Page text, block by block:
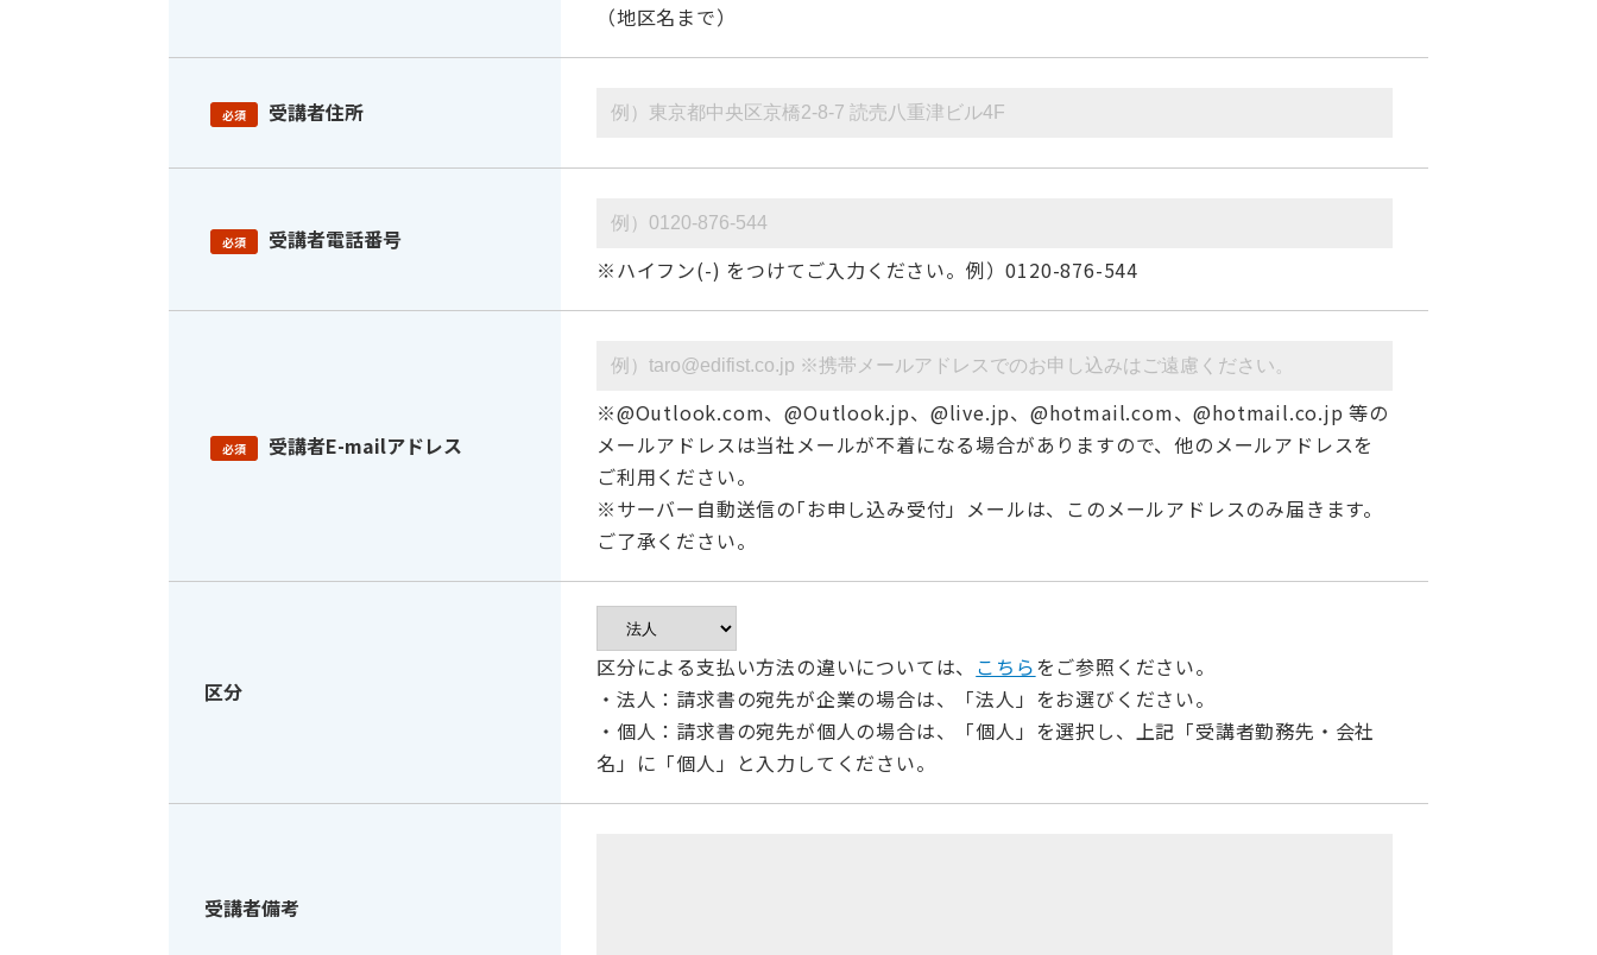
（地区名まで）
必須 受講者住所
必須
受講者電話番号
※ハイフン(-) をつけてご入力ください。例）0120-876-544
必須 受講者E-mailアドレス
※@Outlook.com、@Outlook.jp、@live.jp、@hotmail.com、@hotmail.co.jp 等の
メールアドレスは当社メールが不着になる場合がありますので、他のメールアドレスを
ご利用ください。
※サーバー自動送信の｢お申し込み受付」メールは、このメールアドレスのみ届きます。
ご了承ください。
区分
区分による支払い方法の違いについては、 こちらをご参照ください。
・法人：請求書の宛先が企業の場合は、「法人」をお選びください。
・個人：請求書の宛先が個人の場合は、「個人」を選択し、上記「受講者勤務先・会社
名」に「個人」と入力してください。
受講者備考